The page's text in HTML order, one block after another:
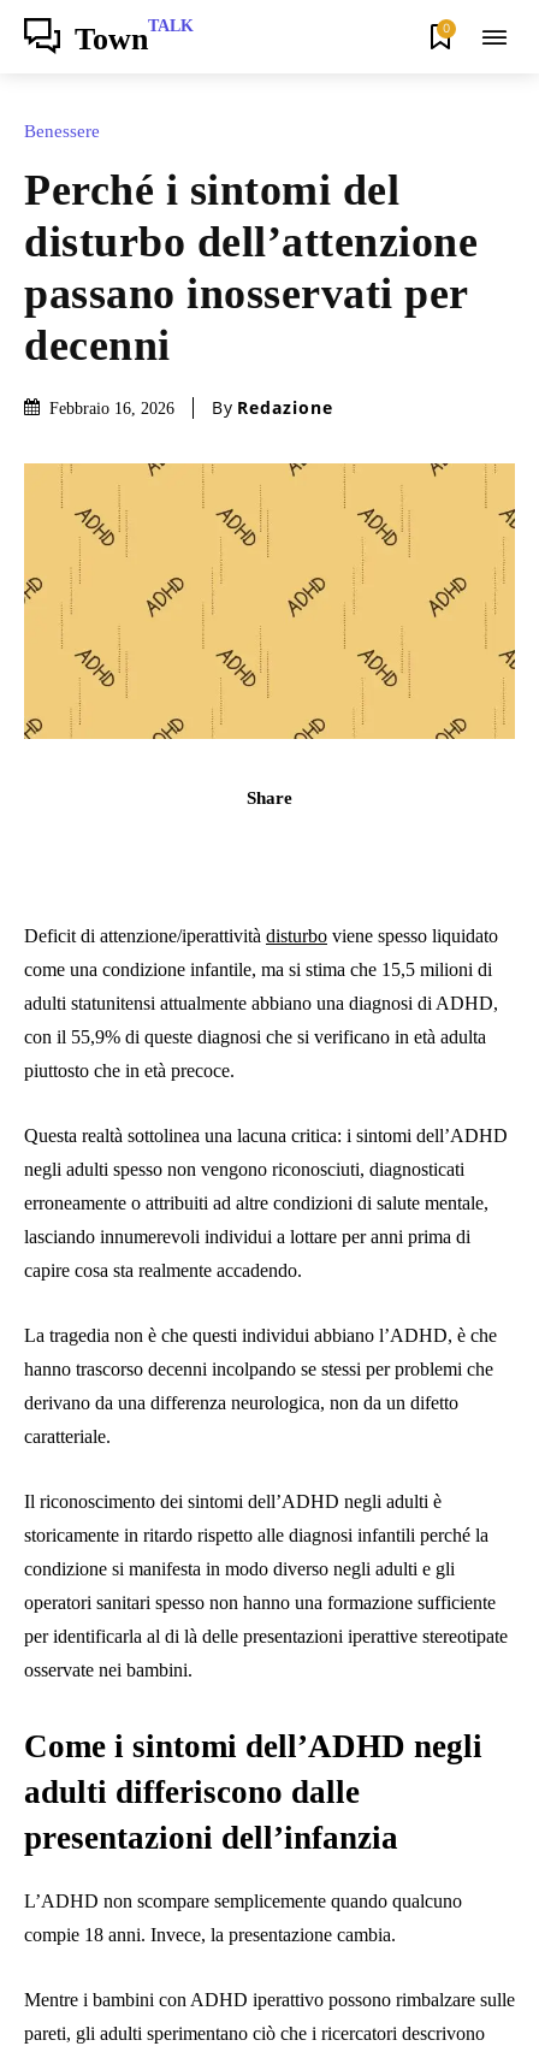
TownTALK 0
Benessere
Perché i sintomi del
disturbo dell’attenzione
passano inosservati per
decenni
Febbraio 16, 2026 By Redazione
Share
Deficit di attenzione/iperattività disturbo viene spesso liquidato
come una condizione infantile, ma si stima che 15,5 milioni di
adulti statunitensi attualmente abbiano una diagnosi di ADHD,
con il 55,9% di queste diagnosi che si verificano in età adulta
piuttosto che in età precoce.
Questa realtà sottolinea una lacuna critica: i sintomi dell’ADHD
negli adulti spesso non vengono riconosciuti, diagnosticati
erroneamente o attribuiti ad altre condizioni di salute mentale,
lasciando innumerevoli individui a lottare per anni prima di
capire cosa sta realmente accadendo.
La tragedia non è che questi individui abbiano l’ADHD, è che
hanno trascorso decenni incolpando se stessi per problemi che
derivano da una differenza neurologica, non da un difetto
caratteriale.
Il riconoscimento dei sintomi dell’ADHD negli adulti è
storicamente in ritardo rispetto alle diagnosi infantili perché la
condizione si manifesta in modo diverso negli adulti e gli
operatori sanitari spesso non hanno una formazione sufficiente
per identificarla al di là delle presentazioni iperattive stereotipate
osservate nei bambini.
Come i sintomi dell’ADHD negli
adulti differiscono dalle
presentazioni dell’infanzia
L’ADHD non scompare semplicemente quando qualcuno
compie 18 anni. Invece, la presentazione cambia.
Mentre i bambini con ADHD iperattivo possono rimbalzare sulle
pareti, gli adulti sperimentano ciò che i ricercatori descrivono